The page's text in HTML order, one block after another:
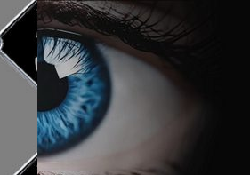
Kilépés
a
tartalomba